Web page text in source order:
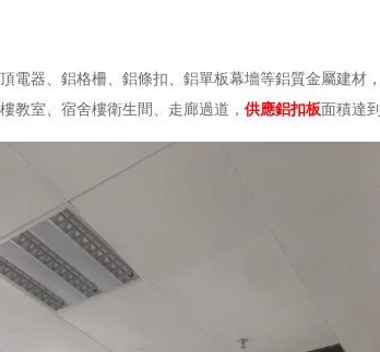
電器、鋁格柵、鋁條扣、鋁單板幕墻等鋁質金屬建材
教室、宿舍樓衛生間、走廊過道， 供應鋁扣板面積達